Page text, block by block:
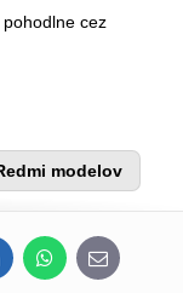
cez
modelov
WhatsApp
E-
mail